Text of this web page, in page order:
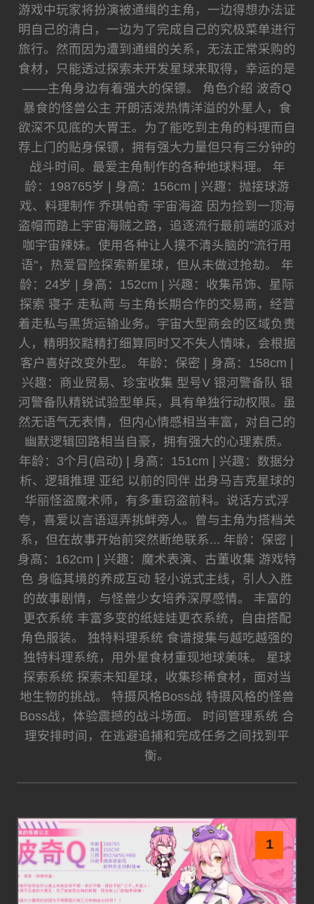
游戏中玩家将扮演被通缉的主角，一边得想办法证
明自己的清白，一边为了完成自己的究极菜单进行
旅行。然而因为遭到通缉的关系，无法正常采购的
食材，只能透过探索未开发星球来取得，幸运的是
——主角身边有着强大的保镖。 角色介绍 波奇Q
暴食的怪兽公主 开朗活泼热情洋溢的外星人，食
欲深不见底的大胃王。为了能吃到主角的料理而自
荐上门的贴身保镖，拥有强大力量但只有三分钟的
战斗时间。最爱主角制作的各种地球料理。 年
龄：198765岁 | 身高：156cm | 兴趣：抛接球游
戏、料理制作 乔琪帕奇 宇宙海盗 因为捡到一顶海
盗帽而踏上宇宙海贼之路，追逐流行最前端的派对
咖宇宙辣妹。使用各种让人摸不清头脑的"流行用
语"，热爱冒险探索新星球，但从未做过抢劫。 年
龄：24岁 | 身高：152cm | 兴趣：收集吊饰、星际
探索 寝子 走私商 与主角长期合作的交易商，经营
着走私与黑货运输业务。宇宙大型商会的区域负责
人，精明狡黠精打细算同时又不失人情味，会根据
客户喜好改变外型。 年龄：保密 | 身高：158cm |
兴趣：商业贸易、珍宝收集 型号V 银河警备队 银
河警备队精锐试验型单兵，具有单独行动权限。虽
然无语气无表情，但内心情感相当丰富，对自己的
幽默逻辑回路相当自豪，拥有强大的心理素质。
年龄：3个月(启动) | 身高：151cm | 兴趣：数据分
析、逻辑推理 亚纪 以前的同伴 出身马吉克星球的
华丽怪盗魔术师，有多重窃盗前科。说话方式浮
夸，喜爱以言语逗弄挑衅旁人。曾与主角为搭档关
系，但在故事开始前突然断绝联系... 年龄：保密 |
身高：162cm | 兴趣：魔术表演、古董收集 游戏特
色 身临其境的养成互动 轻小说式主线，引人入胜
的故事剧情，与怪兽少女培养深厚感情。 丰富的
更衣系统 丰富多变的纸娃娃更衣系统，自由搭配
角色服装。 独特料理系统 食谱搜集与越吃越强的
独特料理系统，用外星食材重现地球美味。 星球
探索系统 探索未知星球，收集珍稀食材，面对当
地生物的挑战。 特摄风格Boss战 特摄风格的怪兽
Boss战，体验震撼的战斗场面。 时间管理系统 合
理安排时间，在逃避追捕和完成任务之间找到平
衡。
1